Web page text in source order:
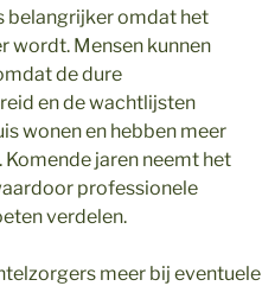
belangrijker omdat het
wordt. Mensen kunnen
de dure
en de wachtlijsten
wonen en hebben meer
jaren neemt het
professionele
verdelen.
meer bij eventuele